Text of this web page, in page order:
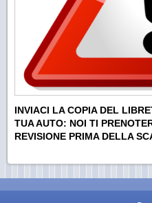
INVIACI LA COPIA DEL
TUA AUTO: NOI TI
REVISIONE PRIMA DELLA